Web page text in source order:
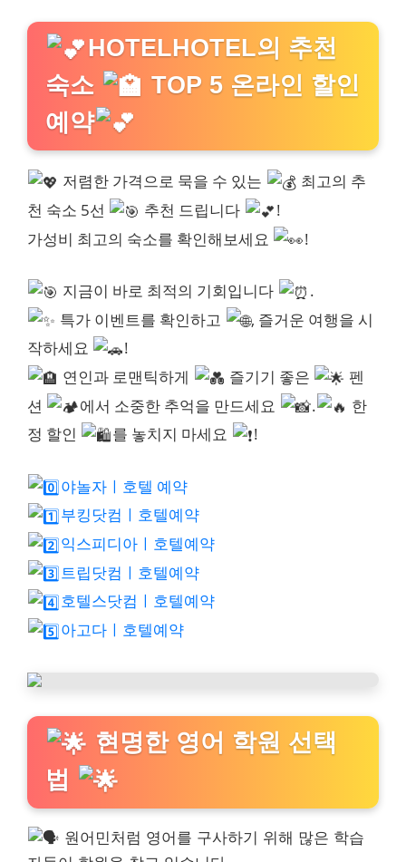
HOTELHOTEL의 추천
숙소
TOP 5 온라인 할인
예약
저렴한 가격으로 묵을 수 있는
최고의 추
천 숙소 5선
추천 드립니다
!
가성비 최고의 숙소를 확인해보세요
!
지금이 바로 최적의 기회입니다
.
특가 이벤트를 확인하고
, 즐거운 여행을 시
작하세요
!
연인과 로맨틱하게
즐기기 좋은
펜
션
에서 소중한 추억을 만드세요 .
한
정 할인
를 놓치지 마세요 !
야놀자ㅣ호텔 예약
부킹닷컴ㅣ호텔예약
익스피디아ㅣ호텔예약
트립닷컴ㅣ호텔예약
호텔스닷컴ㅣ호텔예약
아고다ㅣ호텔예약
현명한 영어 학원 선택
법
원어민처럼 영어를 구사하기 위해 많은 학습